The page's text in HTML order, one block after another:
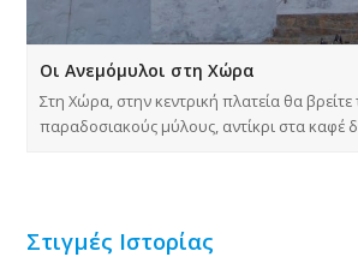
Οι Ανεμόμυλοι στη Χώρα
Στη Χώρα, στην κεντρική πλατεία θα
παραδοσιακούς μύλους, αντίκρι στα καφέ
Στιγμές Ιστορίας